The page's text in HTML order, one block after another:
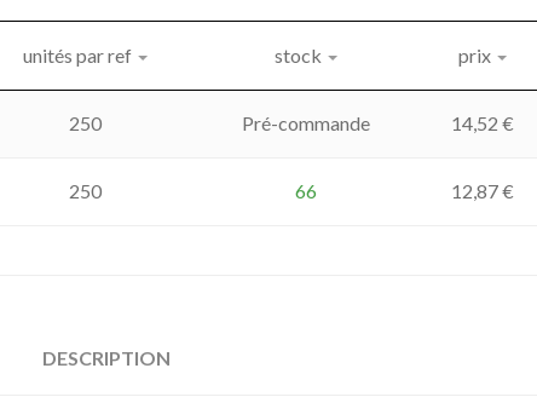
unités par ref stock prix
250 Pré-commande 14,52 €
250 66 12,87€
DESCRIPTION